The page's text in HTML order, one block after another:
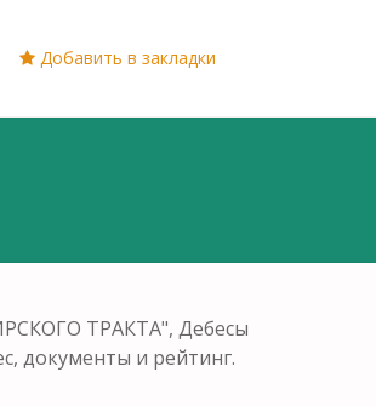
Добавить в закладки
ТРАКТА", Дебесы
документы и рейтинг.